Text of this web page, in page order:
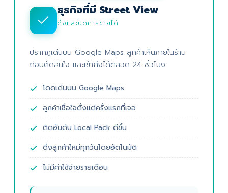
ธุรกิจที่มี Street View
ดึงและปิดการขายได้
ปรากฏเด่นบน Google Maps ลูกค้าเห็นภายในร้าน
ก่อนตัดสินใจ และเข้าถึงได้ตลอด 24 ชั่วโมง
โดดเด่นบน Google Maps
ลูกค้าเชื่อใจตั้งแต่ครั้งแรกที่เจอ
ติดอันดับ Local Pack ดีขึ้น
ดึงลูกค้าใหม่ทุกวันโดยอัตโนมัติ
ไม่มีค่าใช้จ่ายรายเดือน